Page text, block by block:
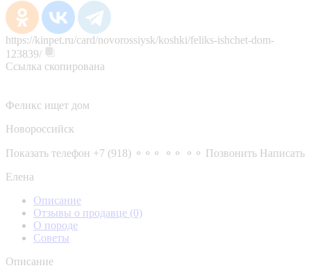
https://kinpet.ru/card/novorossiysk/koshki/feliks-ishchet-dom-
123839/
Ссылка скопирована
Феликс ищет дом
Новороссийск
Показать телефон +7 (918) ⚬⚬⚬ ⚬⚬ ⚬⚬ Позвонить Написать
Елена
Описание
Отзывы о продавце (0)
О породе
Советы
Описание